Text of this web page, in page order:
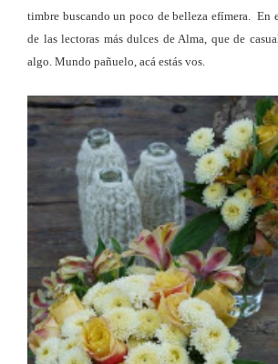
timbre buscando un poco de belleza efímera. En
de las lectoras más dulces de Alma, que de
algo. Mundo pañuelo, acá estás vos.